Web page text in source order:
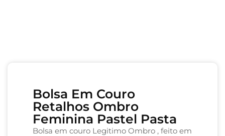
Bolsa Em Couro
Retalhos Ombro
Feminina Pastel Pasta
Bolsa em couro Legitimo Ombro , feito em